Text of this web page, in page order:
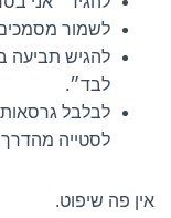
לשמור
להגיש תביעה
לבד״.
לבלבל
לסטייה
אין פה שיפוט.